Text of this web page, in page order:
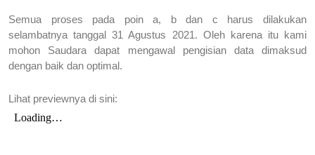
Semua proses pada poin a, b dan c harus dilakukan
selambatnya tanggal 31 Agustus 2021. Oleh karena itu kami
mohon Saudara dapat mengawal pengisian data dimaksud
dengan baik dan optimal.
Lihat previewnya di sini: